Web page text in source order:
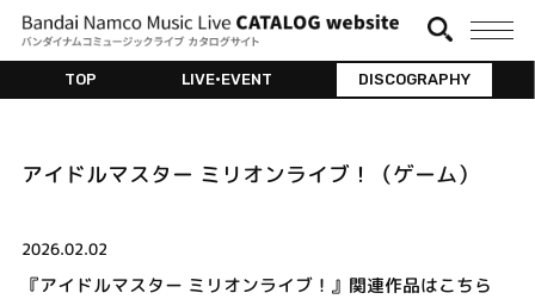
TOP LIVE•EVENT DISCOGRAPHY
アイドルマスター ミリオンライブ！（ゲーム）
2026.02.02
『アイドルマスター ミリオンライブ！』関連作品はこちら